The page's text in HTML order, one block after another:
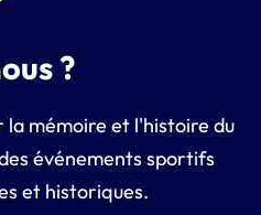
?
la mémoire et l'histoire du
événements sportifs
et historiques.